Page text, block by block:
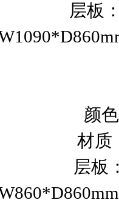
层板：
颜色：
材质
层板：